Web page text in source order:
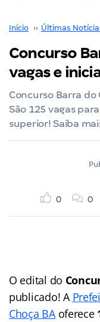
Início ›› Últimas
Concurso
vagas e
Concurso Barra do
São 125 vagas
superior! Saiba
0 0
O edital do
publicado! A
Choça BAoferece